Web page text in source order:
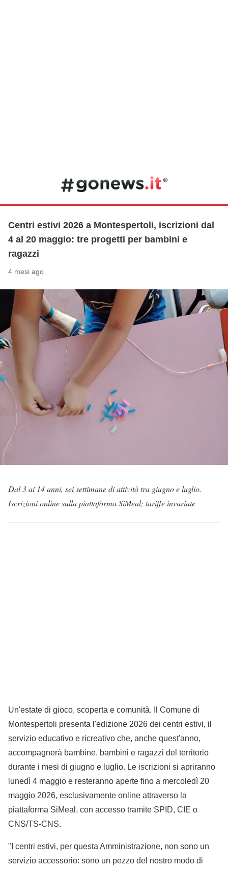
Centri estivi 2026 a Montespertoli, iscrizioni dal
4 al 20 maggio: tre progetti per bambini e
ragazzi
4 mesi ago
Dal 3 ai 14 anni, sei settimane di attività tra giugno e luglio.
Iscrizioni online sulla piattaforma SiMeal; tariffe invariate
Un'estate di gioco, scoperta e comunità. Il Comune di
Montespertoli presenta l'edizione 2026 dei centri estivi, il
servizio educativo e ricreativo che, anche quest'anno,
accompagnerà bambine, bambini e ragazzi del territorio
durante i mesi di giugno e luglio. Le iscrizioni si apriranno
lunedì 4 maggio e resteranno aperte fino a mercoledì 20
maggio 2026, esclusivamente online attraverso la
piattaforma SiMeal, con accesso tramite SPID, CIE o
CNS/TS-CNS.
"I centri estivi, per questa Amministrazione, non sono un
servizio accessorio: sono un pezzo del nostro modo di